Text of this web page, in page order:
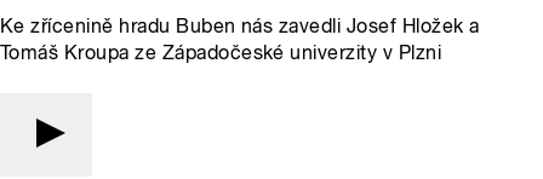
Ke zřícenině hradu Buben nás zavedli Josef Hložek a
Tomáš Kroupa ze Západočeské univerzity v Plzni